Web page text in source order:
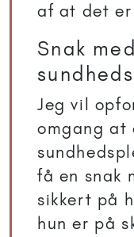
af at det
Snak med
Jeg vil
omgang at
få en snak
sikkert på
hun er på